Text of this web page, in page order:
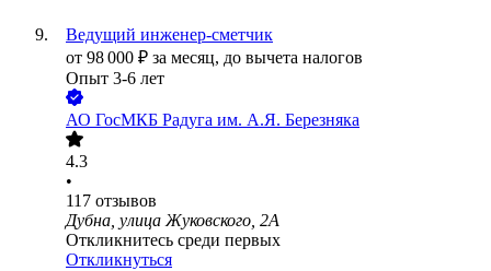
Ведущий инженер-сметчик
от 98 000 ₽ за месяц, до вычета налогов
Опыт 3-6 лет
АО ГосМКБ Радуга им. А.Я. Березняка
4.3
•
117 отзывов
Дубна, улица Жуковского, 2А
Откликнитесь среди первых
Откликнуться